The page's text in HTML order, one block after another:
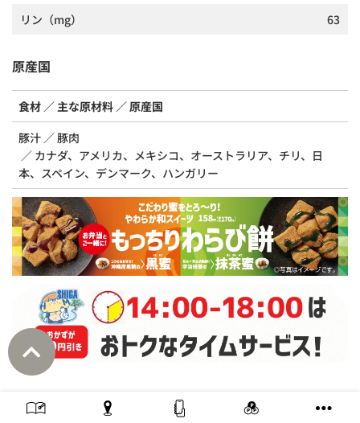
リン （mg） 63
原産国
食材 主な原材料
原産国
豚汁
豚肉
カナダ、アメリカ、メキシコ、オーストラリア、チリ、日
本、スペイン、デンマーク、ハンガリー